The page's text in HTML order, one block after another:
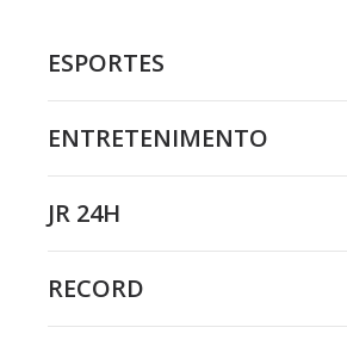
ESPORTES
ENTRETENIMENTO
JR 24H
RECORD